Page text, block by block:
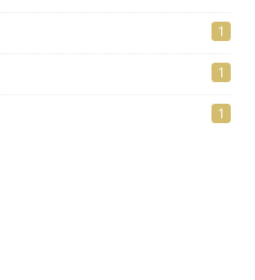
1
1
1